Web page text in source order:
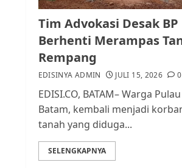
2
Kader
dan
3
Datangi
Warga
Lahan
Tim Advokasi Desak
Berhenti Merampas
Rempang
EDISINYA ADMIN JULI 15, 2026 0
EDISI.CO, BATAM– Warga
Batam, kembali menjadi
tanah yang diduga...
SELENGKAPNYA